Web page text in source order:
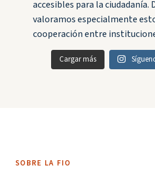
Cargar más
SOBRE LA FIO